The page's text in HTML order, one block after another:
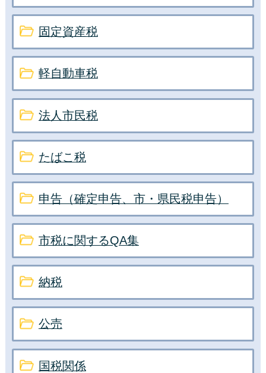
固定資産税
軽自動車税
法人市民税
たばこ税
申告（確定申告、市・県民税申告）
市税に関するQA集
納税
公売
国税関係